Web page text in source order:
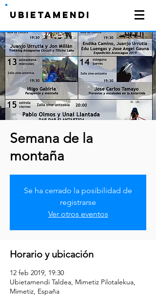
UBIETAMENDI
Semana de la
montaña
Se ha cerrado la posibilidad de
registrarse
Ver otros eventos
Horario y ubicación
12 feb 2019, 19:30
Ubietamendi Taldea, Mimetiz Pilotalekua,
Mimetiz, España